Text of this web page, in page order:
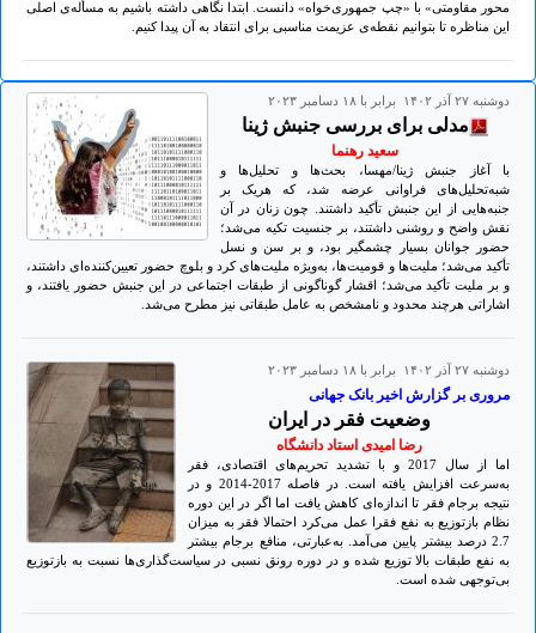
محور مقاومتی» با «چپ جمهوری‌خواه» دانست. ابتدا نگاهی داشته باشیم به مسأله‌ی اصلی
این مناظره تا بتوانیم نقطه‌ی عزیمت مناسبی برای انتقاد به آن پیدا کنیم.
دوشنبه ۲۷ آذر ۱۴۰۲ برابر با ۱۸ دسامبر ۲۰۲۳
مدلی برای بررسی جنبش ژینا
سعید رهنما
با آغاز جنبش ژینا/مهسا، بحث‌ها و تحلیل‌ها و
شبه‌تحلیل‌های فراوانی عرضه شد، که هریک بر
جنبه‌هایی از این جنبش تأکید داشتند. چون زنان در آن
نقش واضح و روشنی داشتند، بر جنسیت تکیه می‌شد؛
حضور جوانان بسیار چشمگیر بود، و بر سن و نسل
تأکید می‌شد؛ ملیت‌ها و قومیت‌ها، به‌ویژه ملیت‌های کرد و بلوچ حضور تعیین‌کننده‌ای داشتند،
و بر ملیت تأکید می‌شد؛ اقشار گوناگونی از طبقات اجتماعی در این جنبش حضور یافتند، و
اشاراتی هرچند محدود و نامشخص به عامل طبقاتی نیز مطرح می‌شد.
دوشنبه ۲۷ آذر ۱۴۰۲ برابر با ۱۸ دسامبر ۲۰۲۳
مروری بر گزارش اخیر بانک جهانی
وضعیت فقر در ایران
رضا امیدی استاد دانشگاه
اما از سال 2017 و با تشدید تحریم‌های اقتصادی، فقر
به‌سرعت افزایش یافته است. در فاصله 2017-2014 و در
نتیجه برجام فقر تا اندازه‌ای کاهش یافت اما اگر در این دوره
نظام بازتوزیع به نفع فقرا عمل می‌کرد احتمالا فقر به میزان
2.7 درصد بیشتر پایین می‌آمد. به‌عبارتی، منافع برجام بیشتر
به نفع طبقات بالا توزیع شده و در دوره رونق نسبی در سیاست‌گذاری‌ها نسبت به بازتوزیع
بی‌توجهی شده است.